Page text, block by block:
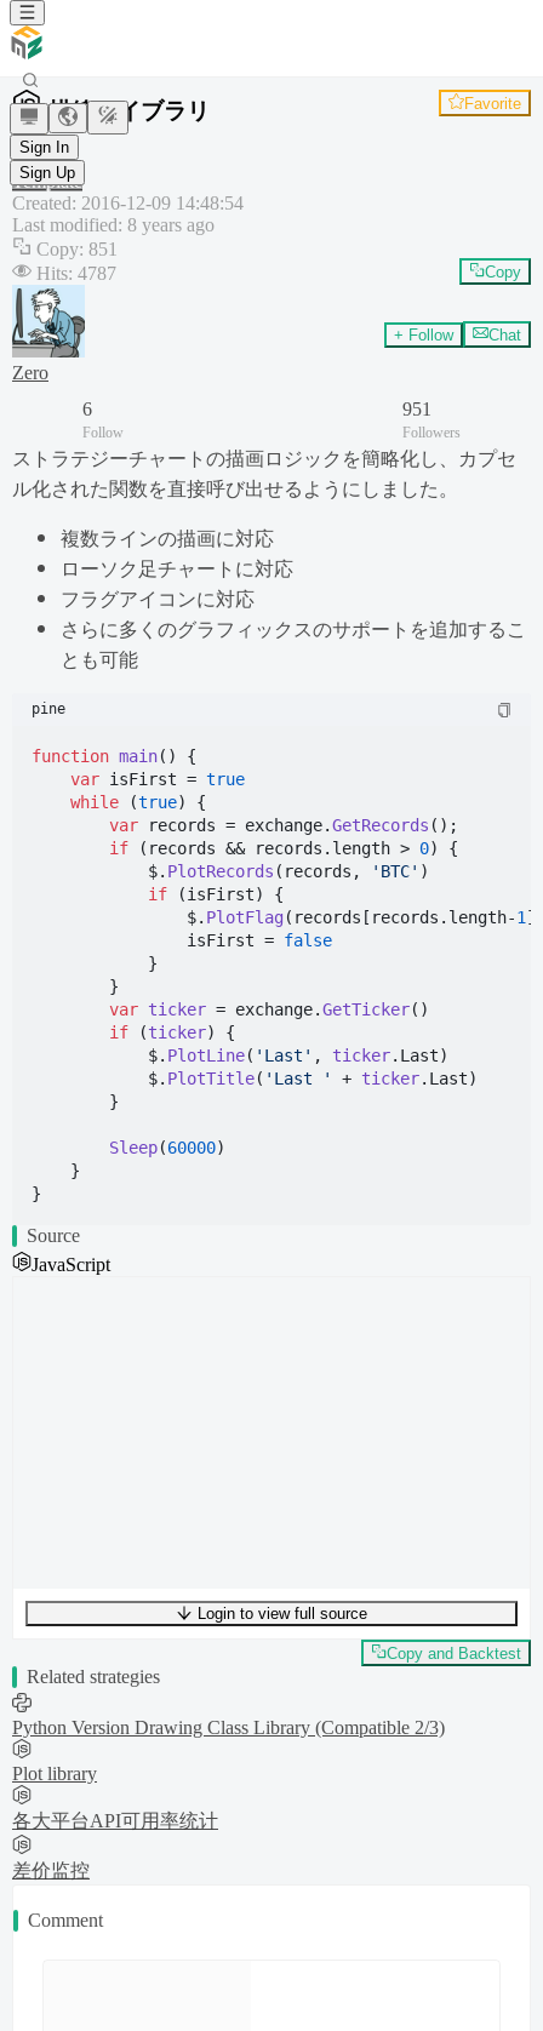
Sign In
Sign Up
描線ライブラリ Favorite
Tool
Chart
Template
Created: 2016-12-09 14:48:54
Last modified: 8 years ago
Copy: 851
Hits: 4787 Copy
Zero
+ Follow Chat
6
Follow
951
Followers
ストラテジーチャートの描画ロジックを簡略化し、カプセ
ル化された関数を直接呼び出せるようにしました。
複数ラインの描画に対応
ローソク足チャートに対応
フラグアイコンに対応
さらに多くのグラフィックスのサポートを追加するこ
とも可能
pine
function main( ) {
var isFirst = true
while (true) {
var records = exchange.GetRecords ();
if (records && records. length > 0) {
            $.
PlotRecords (records, 'BTC' )
if (isFirst) {
                $.
PlotFlag (records[records. length-1
                isFirst =
false
            }
        }
var ticker = exchange.GetTicker()
if (ticker) {
            $.
PlotLine( 'Last' , ticker. Last)
            $.
PlotTitle( 'Last ' + ticker. Last)
        }
Sleep(60000)
    }
Source
JavaScript
UTF-8213 bytes29 words0 linesLn 1,Col 0
Login to view full source
Copy and Backtest
Related strategies
Python Version Drawing Class Library (Compatible 2/3)
Plot library
各大平台API可用率统计
差价监控
Comment